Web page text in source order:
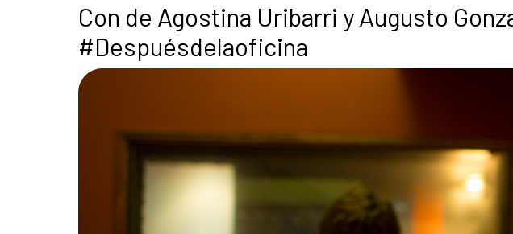
Con de Agostina Uribarri y Augusto
#Despuésdelaoficina